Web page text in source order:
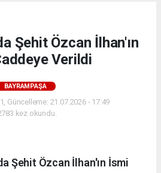
Şehit Özcan İlhan'ın
Verildi
BAYRAMPAŞA
Güncelleme: 21.07.2026 - 17:49
kez okundu.
Şehit Özcan İlhan'ın İsmi